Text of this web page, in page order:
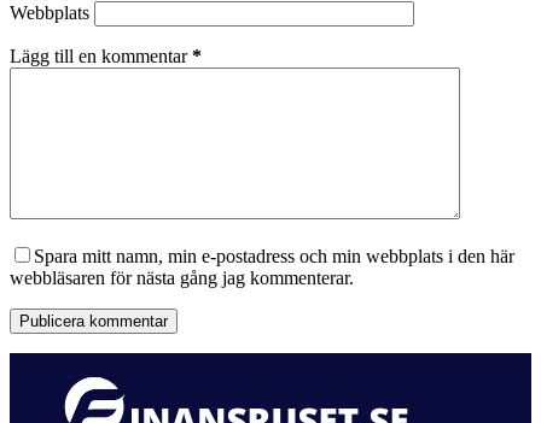
Webbplats
Lägg till en kommentar*
Spara mitt namn, min e-postadress och min webbplats i den här
webbläsaren för nästa gång jag kommenterar.
Publicera kommentar